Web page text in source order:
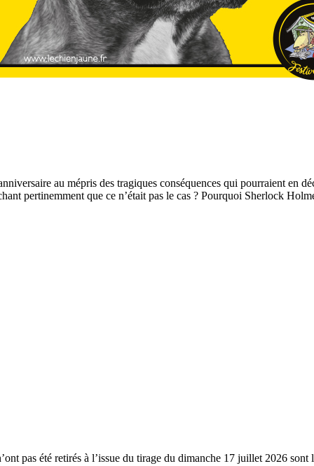
au mépris des tragiques conséquences qui pourraient en
pertinemment que ce n’était pas le cas ? Pourquoi Sherlock
pas été retirés à l’issue du tirage du dimanche 17 juillet 2026